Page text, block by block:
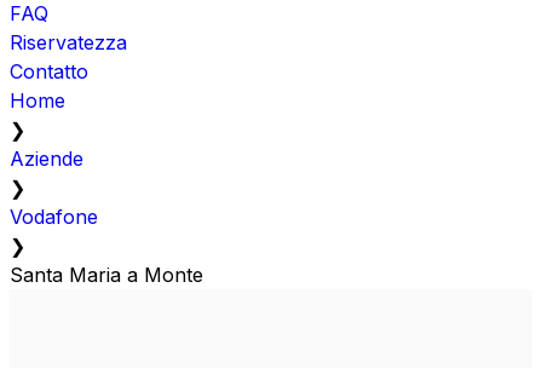
FAQ
Riservatezza
Contatto
Home
❯
Aziende
❯
Vodafone
❯
Santa Maria a Monte